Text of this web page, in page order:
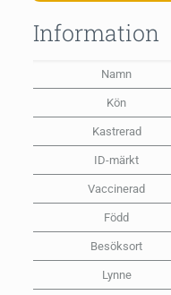
Information
Namn
Kön
Kastrerad
ID-märkt
Vaccinerad
Född
Besöksort
Lynne